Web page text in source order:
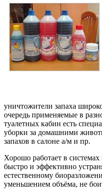
уничтожители запаха
очередь применяемые в
туалетных кабин есть
уборки за домашними
запахов в салоне а/м и пр.
Хорошо работает в
быстро и эффективно
естественному
уменьшением объёма, не